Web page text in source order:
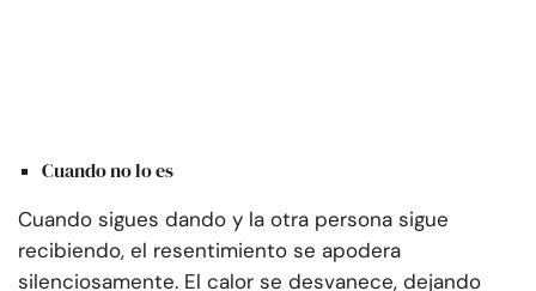
Cuando no lo es
Cuando sigues dando y la otra persona sigue
recibiendo, el resentimiento se apodera
silenciosamente. El calor se desvanece, dejando